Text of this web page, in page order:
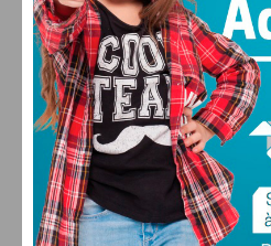
FARMACIAS DE